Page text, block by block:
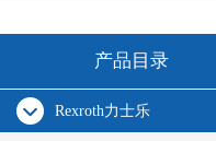
产品目录
Rexroth力士乐